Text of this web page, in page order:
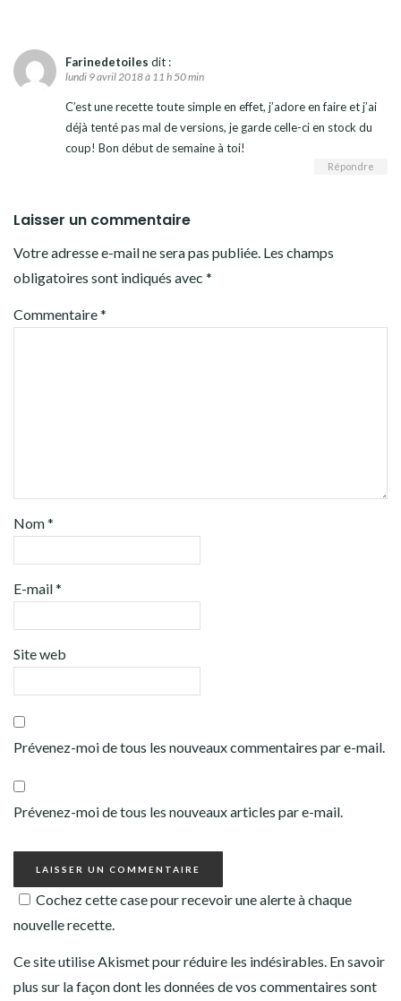
Farinedetoiles dit :
lundi 9 avril 2018 à 11 h 50 min
C’est une recette toute simple en effet, j’adore en faire et j’ai
déjà tenté pas mal de versions, je garde celle-ci en stock du
coup! Bon début de semaine à toi!
Répondre
Laisser un commentaire
Votre adresse e-mail ne sera pas publiée. Les champs
obligatoires sont indiqués avec *
Commentaire*
Nom*
E-mail*
Site web
Prévenez-moi de tous les nouveaux commentaires par e-mail.
Prévenez-moi de tous les nouveaux articles par e-mail.
Cochez cette case pour recevoir une alerte à chaque
nouvelle recette.
Ce site utilise Akismet pour réduire les indésirables. En savoir
plus sur la façon dont les données de vos commentaires sont